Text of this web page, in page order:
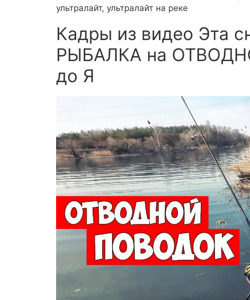
ультралайт, ультралайт на реке
Кадры из видео Эта
РЫБАЛКА на
до Я